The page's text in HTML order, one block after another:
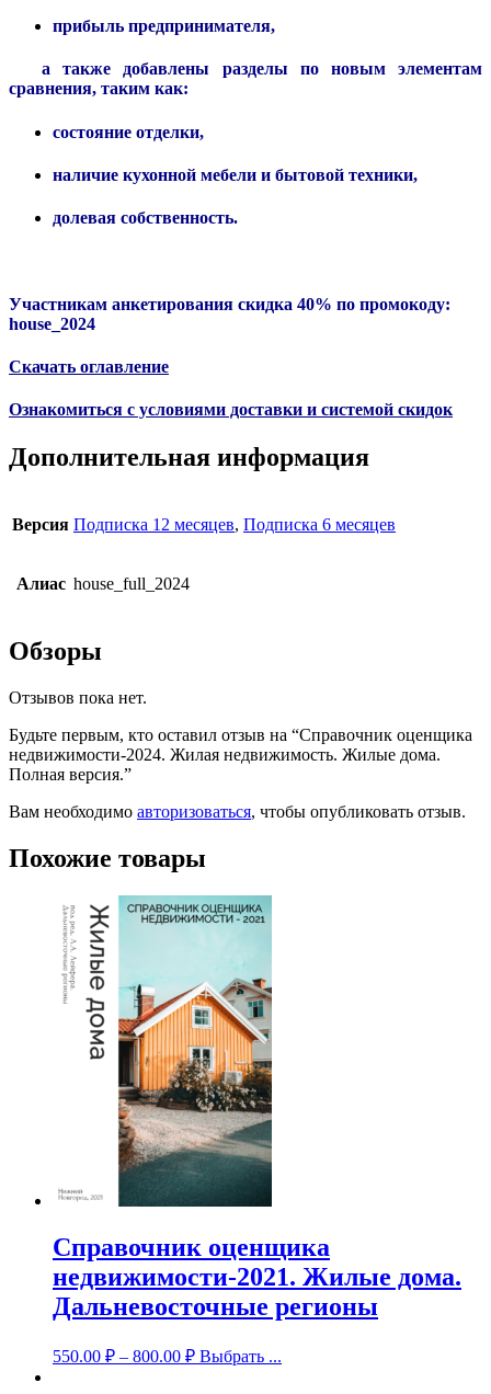
прибыль предпринимателя,
а также добавлены разделы по новым элементам
сравнения, таким как:
состояние отделки,
наличие кухонной мебели и бытовой техники,
долевая собственность.
Участникам анкетирования скидка 40% по промокоду:
house_2024
Скачать оглавление
Ознакомиться с условиями доставки и системой скидок
Дополнительная информация
Версия Подписка 12 месяцев, Подписка 6 месяцев
Алиас house_full_2024
Обзоры
Отзывов пока нет.
Будьте первым, кто оставил отзыв на “Справочник оценщика
недвижимости-2024. Жилая недвижимость. Жилые дома.
Полная версия.”
Вам необходимо авторизоваться, чтобы опубликовать отзыв.
Похожие товары
Справочник оценщика
недвижимости-2021. Жилые дома.
Дальневосточные регионы
550.00 ₽ – 800.00 ₽ Выбрать ...